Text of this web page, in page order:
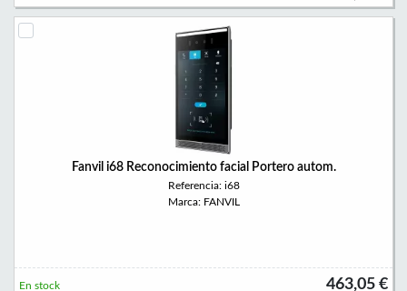
Fanvil i68 Reconocimiento facial Portero autom.
Referencia: i68
Marca: FANVIL
463,05 €
En stock